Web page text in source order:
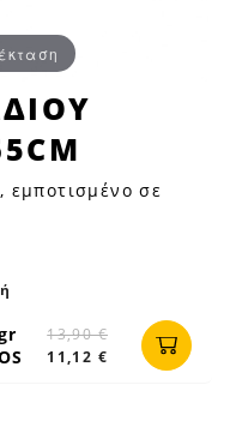
εμποτισμένο σε
13,90 €
11,12 €